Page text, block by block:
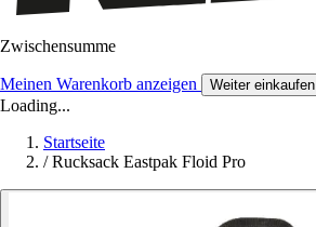
Zwischensumme
Meinen Warenkorb anzeigen Weiter einkaufen
Loading...
Startseite
/ Rucksack Eastpak Floid Pro